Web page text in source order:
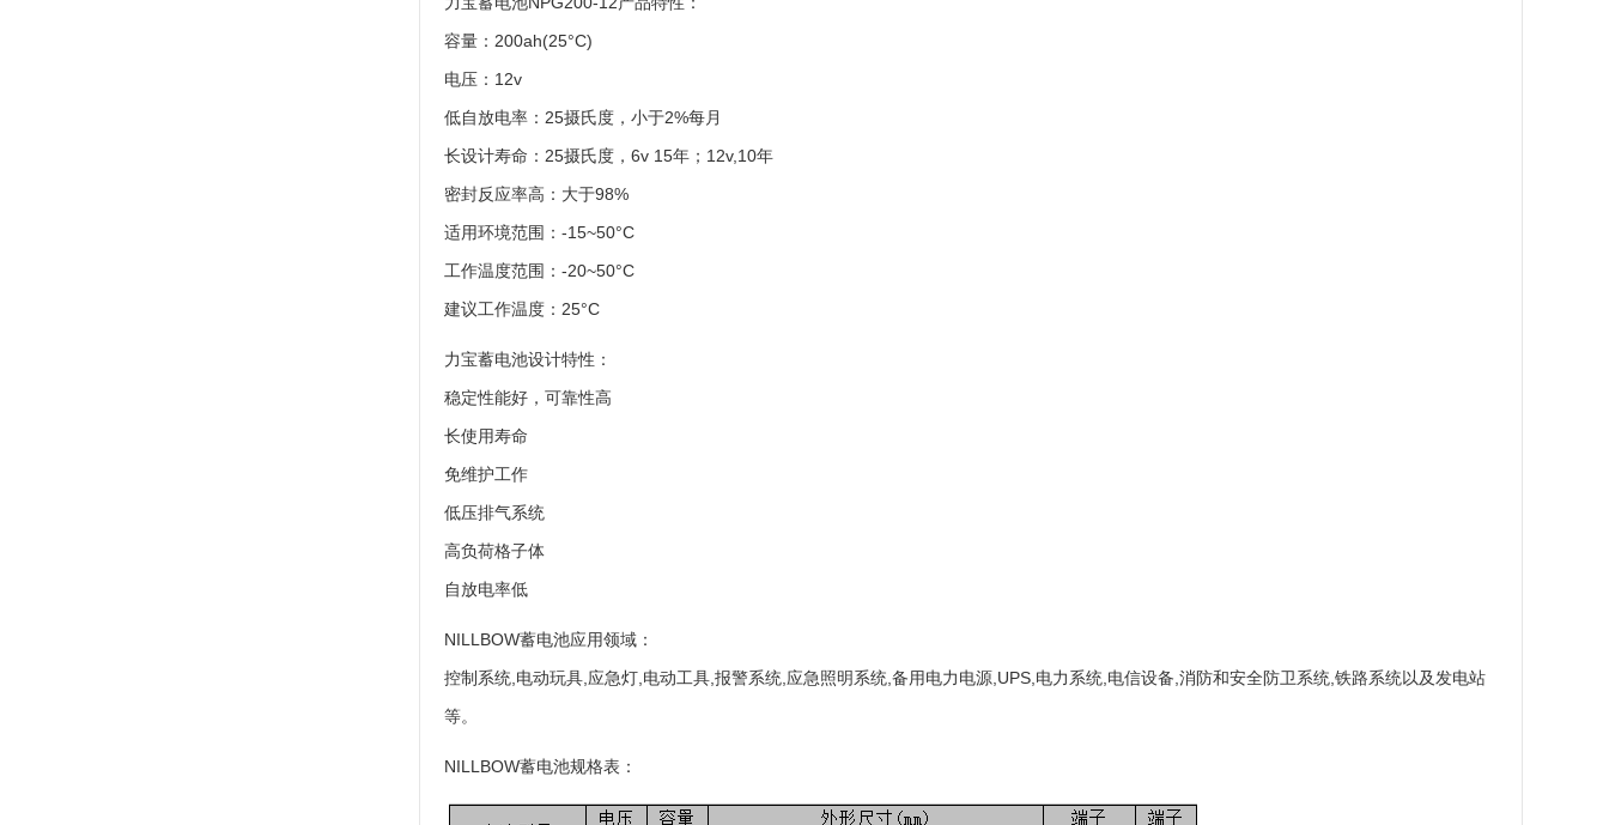
容量：200ah(25°C)
电压：12v
低自放电率：25摄氏度，小于2%每月
长设计寿命：25摄氏度，6v 15年；12v,10年
密封反应率高：大于98%
适用环境范围：-15~50°C
工作温度范围：-20~50°C
建议工作温度：25°C
力宝蓄电池设计特性：
稳定性能好，可靠性高
长使用寿命
免维护工作
低压排气系统
高负荷格子体
自放电率低
NILLBOW蓄电池应用领域：
控制系统,电动玩具,应急灯,电动工具,报警系统,应急照明系统,备用电力电源,UPS,电力系统,电信设备,消防和安全防卫系统,铁路系统以及发电站
等。
NILLBOW蓄电池规格表：